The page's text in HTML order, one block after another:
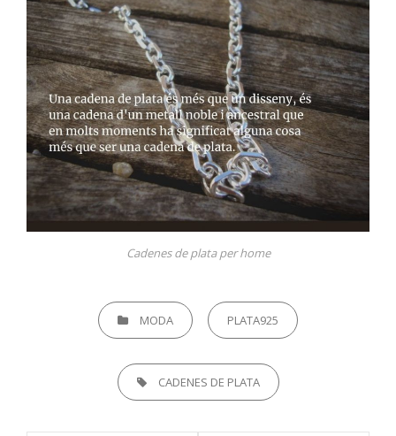
Cadenes de plata per home
CATEGORIESMODA PLATA925
TAGS, CADENES DE PLATA